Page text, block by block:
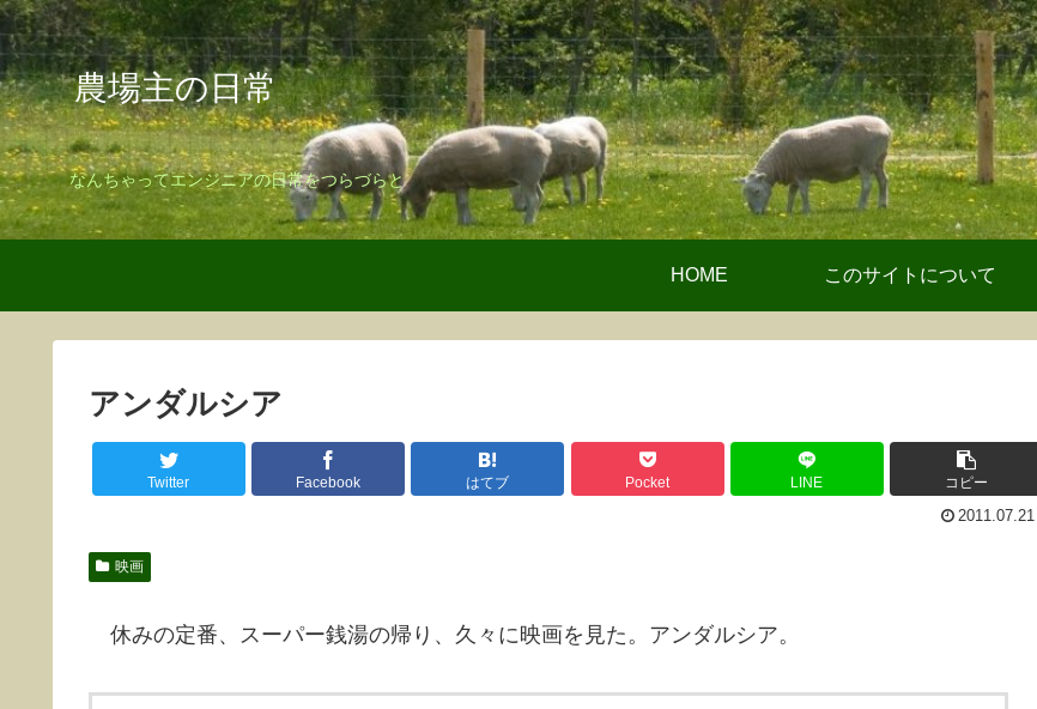
農場主の日常
なんちゃってエンジニアの日常をつらづらと
HOME このサイトについて
アンダルシア
Twitter Facebook はてブ Pocket LINE コピー
2011.07.21
映画
休みの定番、スーパー銭湯の帰り、久々に映画を見た。アンダルシア。